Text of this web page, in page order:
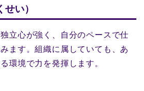
い）
立心が強く、自分のペースで仕
ます。組織に属していても、あ
環境で力を発揮します。